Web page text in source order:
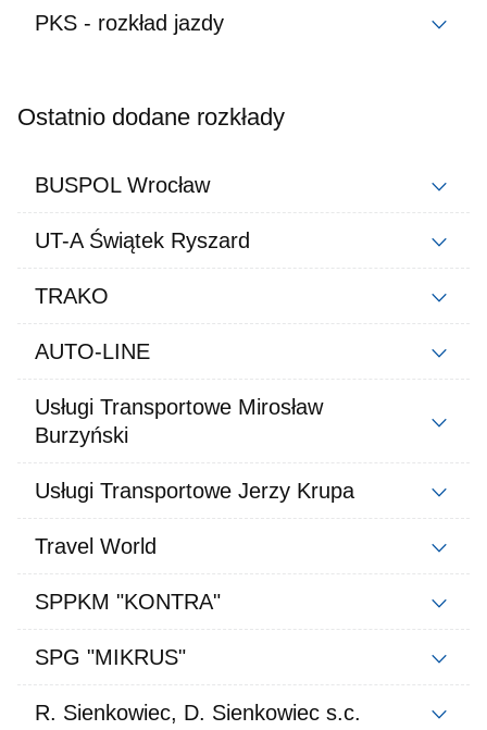
PKS - rozkład jazdy
Ostatnio dodane rozkłady
BUSPOL Wrocław
UT-A Świątek Ryszard
TRAKO
AUTO-LINE
Usługi Transportowe Mirosław
Burzyński
Usługi Transportowe Jerzy Krupa
Travel World
SPPKM "KONTRA"
SPG "MIKRUS"
R. Sienkowiec, D. Sienkowiec s.c.